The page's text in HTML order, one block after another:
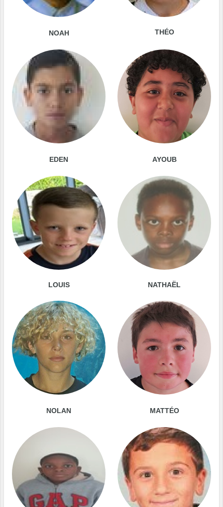
NOAH THÉO
EDEN AYOUB
LOUIS NATHAËL
NOLAN MATTÉO